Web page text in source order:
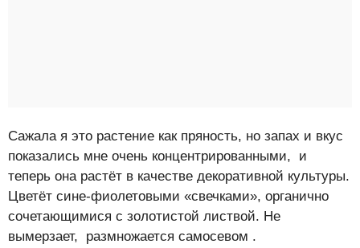
Сажала я это растение как пряность, но запах и вкус
показались мне очень концентрированными, и
теперь она растёт в качестве декоративной культуры.
Цветёт сине-фиолетовыми «свечками», органично
сочетающимися с золотистой листвой. Не
вымерзает, размножается самосевом .